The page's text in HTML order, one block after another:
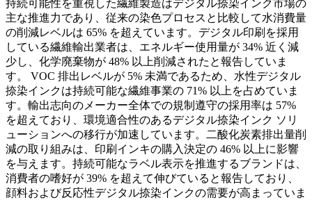
持続可能性を重視した繊維製造はデジタル捺染インク市場の
主な推進力であり、従来の染色プロセスと比較して水消費量
の削減レベルは 65% を超えています。デジタル印刷を採用
している繊維輸出業者は、エネルギー使用量が 34% 近く減
少し、化学廃棄物が 48% 以上削減されたと報告していま
す。 VOC 排出レベルが 5% 未満であるため、水性デジタル
捺染インクは持続可能な繊維事業の 71% 以上を占めていま
す。輸出志向のメーカー全体での規制遵守の採用率は 57%
を超えており、環境適合性のあるデジタル捺染インク ソリ
ューションへの移行が加速しています。二酸化炭素排出量削
減の取り組みは、印刷インキの購入決定の 46% 以上に影響
を与えます。持続可能なラベル表示を推進するブランドは、
消費者の嗜好が 39% を超えて伸びていると報告しており、
顔料および反応性デジタル捺染インクの需要が高まっていま